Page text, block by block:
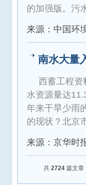
的加强版。污
来源：中国环
南水大量
西蓄工程资
水资源量达
年来干旱少雨
的现状？北京
来源：京华时
共 2724 篇文章